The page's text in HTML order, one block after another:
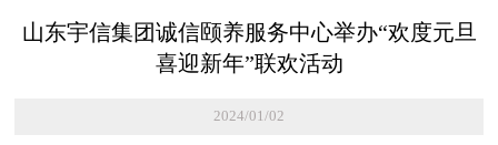
山东宇信集团诚信颐养服务中心举办“欢度元旦
喜迎新年”联欢活动
2024/01/02